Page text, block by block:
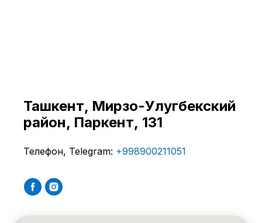
Ташкент, ​Мирзо-Улугбекский
район, Паркент, 131
Телефон, Telegram: +998900211051